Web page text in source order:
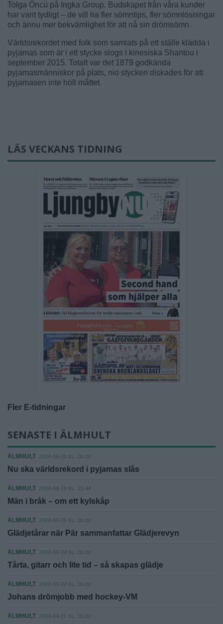
Tolga Öncü på Ingka Group. Budskapet från våra kunder
har varit tydligt – de vill ha fler sömntips, fler sömnlösningar
och ännu mer bekvämlighet för att nå sin drömsömn.
Världsrekordet med folk som samlats på ett ställe klädda i
pyjamas som är i ett stycke slogs i kinesiska Shantou i
september 2015. Totalt var det 1879 godkända
pyjamasmänniskor på plats, nio stycken diskades för att
pyjamasen inte höll måttet.
LÄS VECKANS TIDNING
Fler E-tidningar
SENASTE I ÄLMHULT
ÄLMHULT 2024-08-20 KL. 06:00
Nu ska världsrekord i pyjamas slås
ÄLMHULT 2024-08-19 KL. 15:44
Män i bråk – om ett kylskåp
ÄLMHULT 2024-05-25 KL. 06:00
Glädjetårar när Pär sammanfattar Glädjerevyn
ÄLMHULT 2024-05-24 KL. 06:00
Tårta, gitarr och lite tid – så skapas glädje
ÄLMHULT 2024-05-22 KL. 06:00
Johans drömjobb med hockey-VM
ÄLMHULT 2024-04-21 KL. 05:00